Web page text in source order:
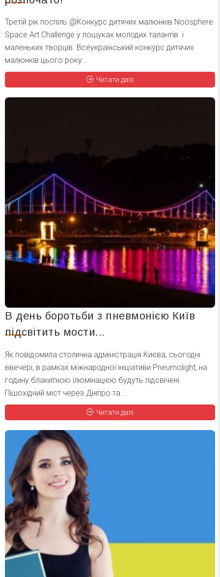
Третій рік поспіль @Конкурс дитячих малюнків Noosphere
Space Art Challenge у пошуках молодих талантів і
маленьких творців. Всеукраїнський конкурс дитячих
малюнків цього року...
Читати далі
В день боротьби з пневмонією Київ
підсвітить мости...
Як повідомила столична адміністрація Києва, сьогодні
ввечері, в рамках міжнародної ініціативи Pneumolight, на
годину блакитною ілюмінацією будуть підсвічені
Пішохідний міст через Дніпро та...
Читати далі